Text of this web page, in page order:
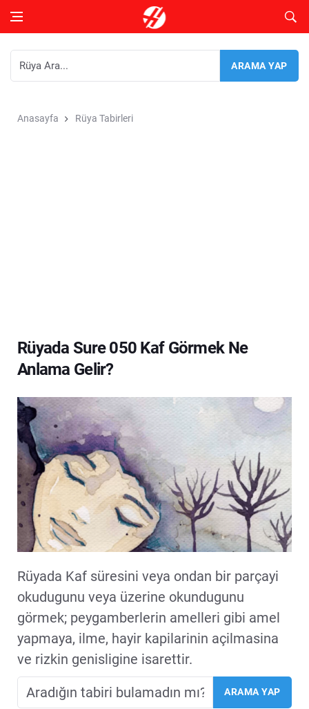
Anasayfa Rüya Tabirleri
Rüyada Sure 050 Kaf Görmek Ne
Anlama Gelir?
Rüyada Kaf süresini veya ondan bir parçayi
okudugunu veya üzerine okundugunu
görmek; peygamberlerin amelleri gibi amel
yapmaya, ilme, hayir kapilarinin açilmasina
ve rizkin genisligine isarettir.